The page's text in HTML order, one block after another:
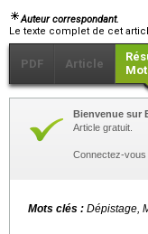
Auteur correspondant.
Le texte complet de cet
PDF Article
Bienvenue sur
Article gratuit.
Connectez-vous
Mots clés : Dépistage,